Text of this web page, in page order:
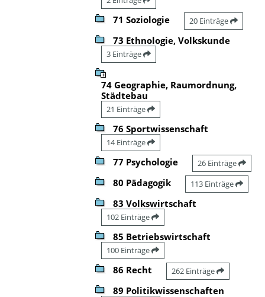
71 Soziologie 20 Einträge
73 Ethnologie, Volkskunde
3 Einträge
74 Geographie, Raumordnung,
Städtebau
21 Einträge
76 Sportwissenschaft
14 Einträge
77 Psychologie 26 Einträge
80 Pädagogik 113 Einträge
83 Volkswirtschaft
102 Einträge
85 Betriebswirtschaft
100 Einträge
86 Recht 262 Einträge
89 Politikwissenschaften